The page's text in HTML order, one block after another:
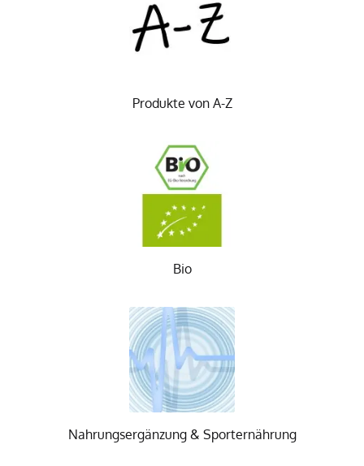
Produkte von A-Z
Bio
Nahrungsergänzung & Sporternährung